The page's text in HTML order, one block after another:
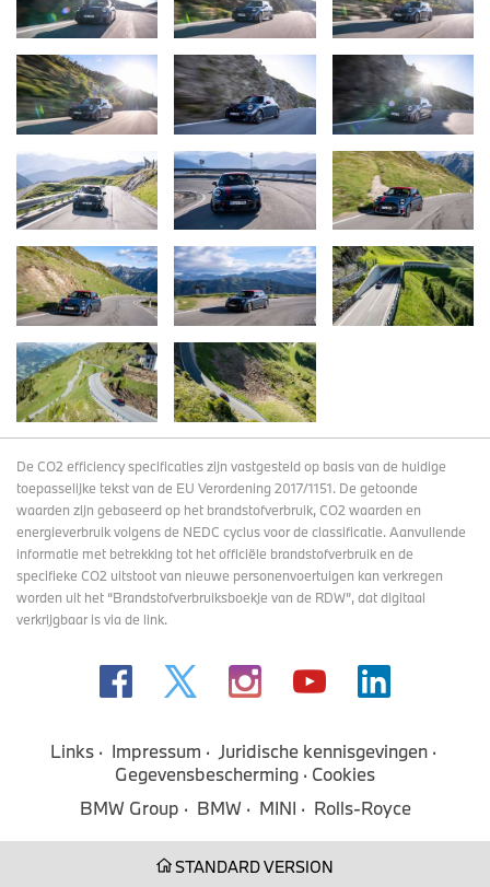
De CO2 efficiency specificaties zijn vastgesteld op basis van de huidige
toepasselijke tekst van de EU Verordening 2017/1151. De getoonde
waarden zijn gebaseerd op het brandstofverbruik, CO2 waarden en
energieverbruik volgens de NEDC cyclus voor de classificatie. Aanvullende
informatie met betrekking tot het officiële brandstofverbruik en de
specifieke CO2 uitstoot van nieuwe personenvoertuigen kan verkregen
worden uit het “Brandstofverbruiksboekje van de RDW”, dat digitaal
verkrijgbaaris via de link.
Links Impressum
Juridische kennisgevingen
Gegevensbescherming
Cookies
BMW Group
BMW MINI Rolls-Royce
STANDARD VERSION